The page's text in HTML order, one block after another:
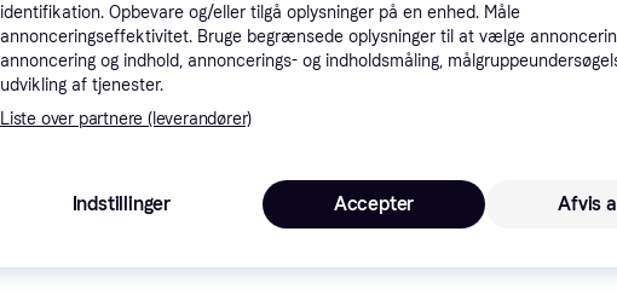
identifikation. Opbevare og/eller tilgå oplysninger på en enhed. Måle
annonceringseffektivitet. Bruge begrænsede oplysninger til at vælge
annoncering og indhold, annoncerings- og indholdsmåling,
udvikling af tjenester.
Liste over partnere (leverandører)
Indstillinger Afvis
Accepter